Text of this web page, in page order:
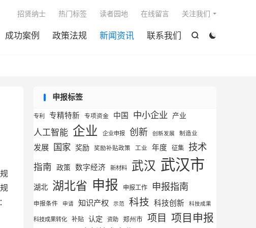


成功案例 政策法规 新闻资讯 联系我们
招贤纳士 热门标签 读者园地 在线留言 关注我们
申报标签
专利 专精特新 专项资金 中国 中小企业 产业
人工智能 企业 企业申报 创新 创新发展 制造业
发展 国家 奖励 奖励补贴政策 工业 年度 征集 技术
指南 政策 数字经济 新材料 武汉 武汉市
湖北 湖北省 申报 申报工作 申报指南
申报条件 申请 知识产权 示范 科技 科技创新 科技成果
科技成果转化 补贴 认定 资助 郑州市 项目 项目申报